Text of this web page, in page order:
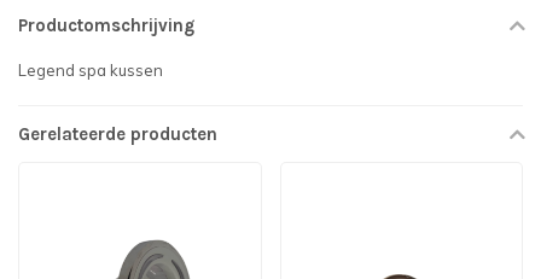
Productomschrijving
Legend spa kussen
Gerelateerde producten